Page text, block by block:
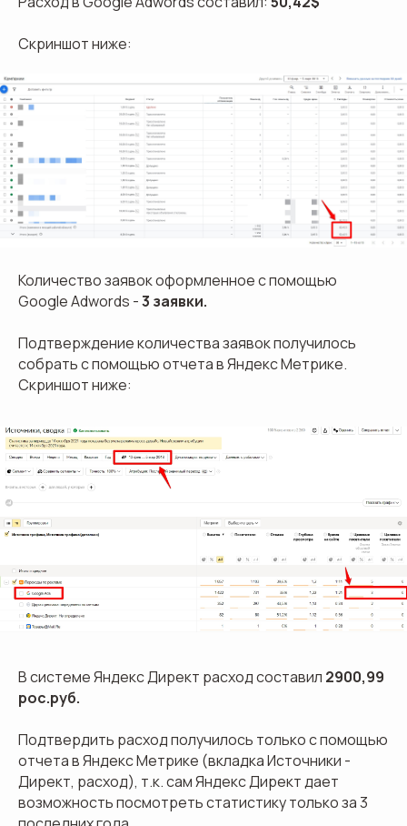
Скриншот ниже:
Количество заявок оформленное с помощью
Google Adwords -3 заявки.
Подтверждение количества заявок получилось
собрать с помощью отчета в Яндекс Метрике.
Скриншот ниже:
В системе Яндекс Директ расход составил 2900,99
рос.руб.
Подтвердить расход получилось только с помощью
отчета в Яндекс Метрике (вкладка Источники -
Директ, расход), т.к. сам Яндекс Директ дает
возможность посмотреть статистику только за 3